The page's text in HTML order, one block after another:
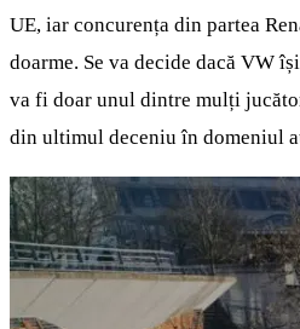
UE, iar concurența din partea
doarme. Se va decide dacă VW
va fi doar unul dintre mulți
din ultimul deceniu în domeniul